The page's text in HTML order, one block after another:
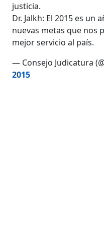
justicia.
Dr. Jalkh: El 2015 es un
nuevas metas que nos
mejor servicio al país.
— Consejo Judicatura
2015